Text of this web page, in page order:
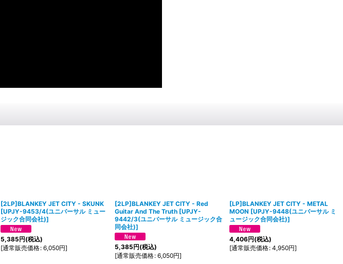
[2LP]BLANKEY JET CITY - SKUNK
[UPJY-9453/4(ユニバーサル ミュー
ジック合同会社)]
5,385円(税込)
[通常販売価格: 6,050円]
[2LP]BLANKEY JET CITY - Red
Guitar And The Truth [UPJY-
9442/3(ユニバーサル ミュージック合
同会社)]
5,385円(税込)
[通常販売価格: 6,050円]
[LP]BLANKEY JET CITY - METAL
MOON [UPJY-9448(ユニバーサル ミ
ュージック合同会社)]
4,406円(税込)
[通常販売価格: 4,950円]